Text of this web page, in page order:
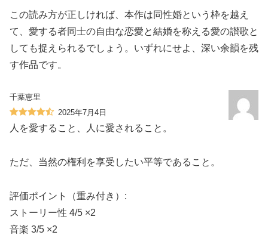
この読み方が正しければ、本作は同性婚という枠を越え
て、愛する者同士の自由な恋愛と結婚を称える愛の讃歌と
しても捉えられるでしょう。いずれにせよ、深い余韻を残
す作品です。
千葉恵里
2025年7月4日
人を愛すること、人に愛されること。
ただ、当然の権利を享受したい平等であること。
評価ポイント（重み付き）:
ストーリー性 4/5 ×2
音楽 3/5 ×2